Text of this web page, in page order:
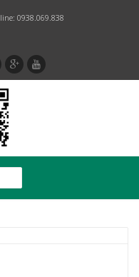
0938.069.838